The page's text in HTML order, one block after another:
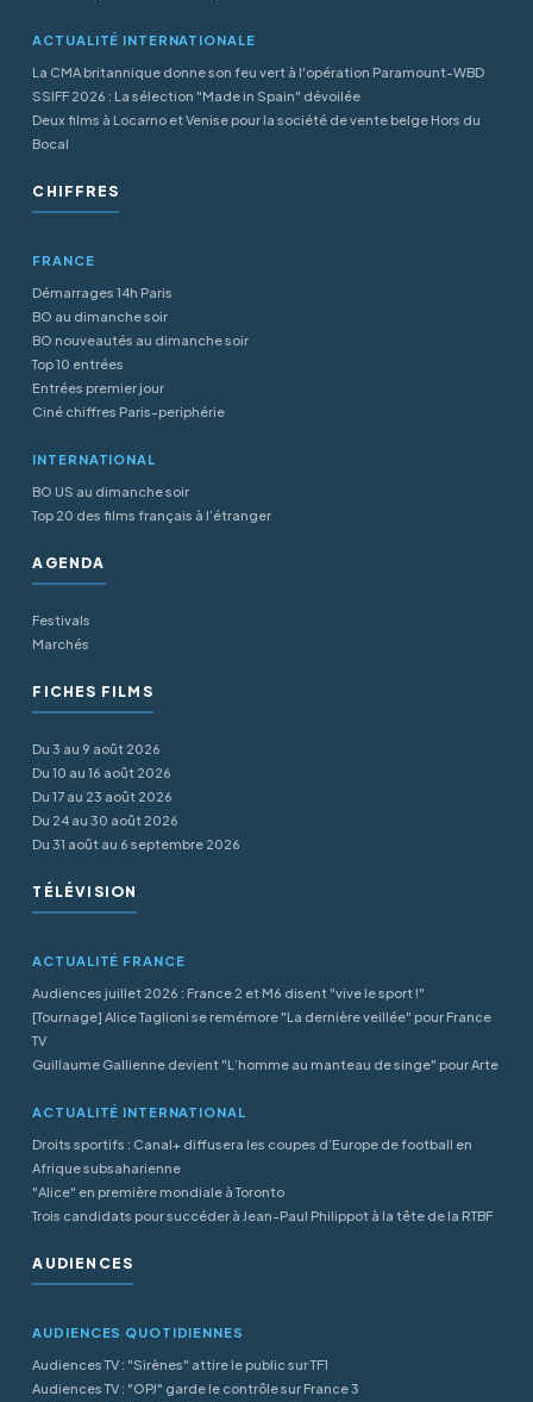
ACTUALITÉ INTERNATIONALE
La CMA britannique donne son feu vert à l'opération Paramount-WBD
SSIFF 2026 : La sélection "Made in Spain" dévoilée
Deux films à Locarno et Venise pour la société de vente belge Hors du
Bocal
CHIFFRES
FRANCE
Démarrages 14h Paris
BO au dimanche soir
BO nouveautés au dimanche soir
Top 10 entrées
Entrées premier jour
Ciné chiffres Paris-periphérie
INTERNATIONAL
BO US au dimanche soir
Top 20 des films français à l’étranger
AGENDA
Festivals
Marchés
FICHES FILMS
Du 3 au 9 août 2026
Du 10 au 16 août 2026
Du 17 au 23 août 2026
Du 24 au 30 août 2026
Du 31 août au 6 septembre 2026
TÉLÉVISION
ACTUALITÉ FRANCE
Audiences juillet 2026 : France 2 et M6 disent "vive le sport !"
[Tournage] Alice Taglioni se remémore "La dernière veillée" pour France
TV
Guillaume Gallienne devient "L’homme au manteau de singe" pour Arte
ACTUALITÉ INTERNATIONAL
Droits sportifs : Canal+ diffusera les coupes d’Europe de football en
Afrique subsaharienne
"Alice" en première mondiale à Toronto
Trois candidats pour succéder à Jean-Paul Philippot à la tête de la RTBF
AUDIENCES
AUDIENCES QUOTIDIENNES
Audiences TV : "Sirènes" attire le public sur TF1
Audiences TV : "OPJ" garde le contrôle sur France 3